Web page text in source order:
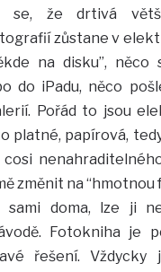
se, že drtivá
zůstane v
na disku”, něco
do iPadu, něco
Pořád to jsou
platné, papírová,
změnit na “hmotnou
sami doma, lze ji
Fotokniha je
řešení. Vždycky